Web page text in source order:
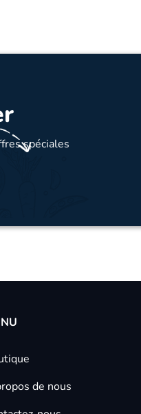
spéciales
de nous